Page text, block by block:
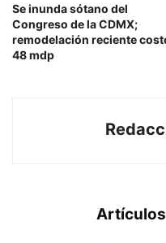
Se inunda sótano del
Congreso de la CDMX;
remodelación reciente
48 mdp